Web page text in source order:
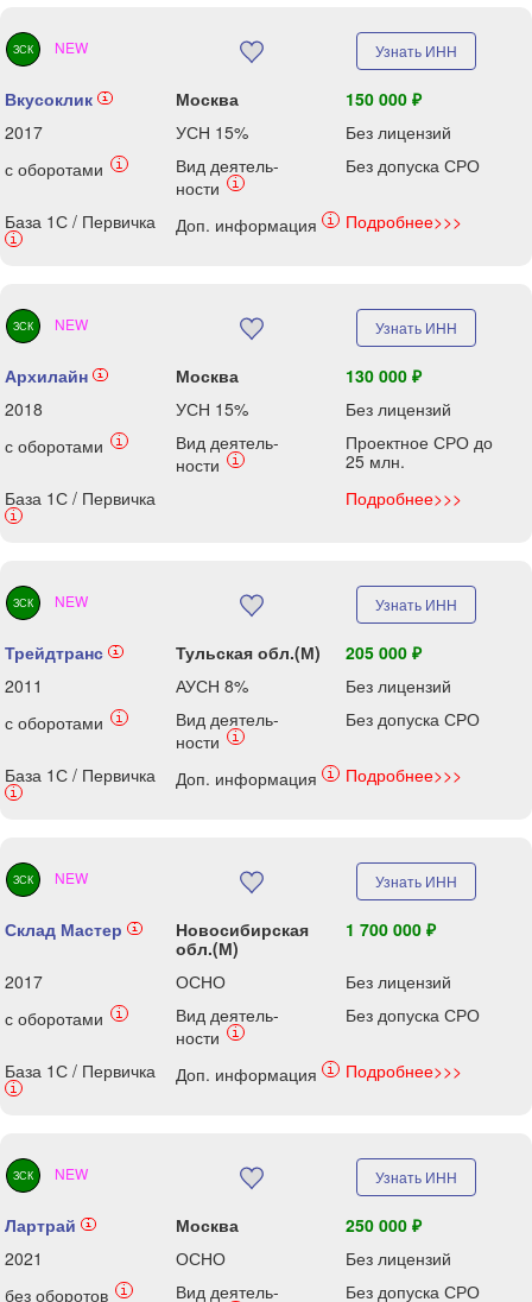
ЗСК NEW Узнать ИНН
Вкусоклик i Москва
150 000 ₽
2017
УСН 15%
Без лицензий
с оборотами
i
Вид деятель-
ности
i
Без допуска СРО
База 1С / Первичка
i
Доп. информация i Подробнее>>>
ЗСК NEW Узнать ИНН
Архилайн i Москва
130 000 ₽
2018
УСН 15%
Без лицензий
с оборотами
i
Вид деятель-
ности
i
Проектное СРО до
25 млн.
База 1С / Первичка
i
Подробнее>>>
ЗСК NEW Узнать ИНН
Трейдтранс i Тульская обл.(М)
205 000 ₽
2011
АУСН 8%
Без лицензий
с оборотами
i
Вид деятель-
ности
i
Без допуска СРО
База 1С / Первичка
i
Доп. информация i Подробнее>>>
ЗСК NEW Узнать ИНН
Склад Мастер i
Новосибирская
обл.(М)
1 700 000 ₽
2017 ОСНО
Без лицензий
с оборотами
i
Вид деятель-
ности
i
Без допуска СРО
База 1С / Первичка
i
Доп. информация i Подробнее>>>
ЗСК NEW Узнать ИНН
Лартрай i Москва
250 000 ₽
2021
ОСНО
Без лицензий
без оборотов
i
Вид деятель-
Без допуска СРО